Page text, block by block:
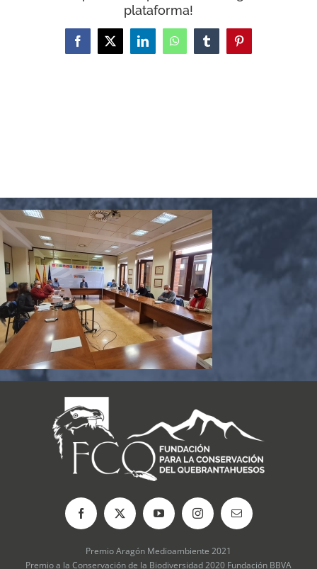
plataforma!
Facebook
X LinkedInWhatsAppTumblrPinterest
Premio Aragón Medioambiente 2021
Premio a la Conservación de la Biodiversidad 2020 Fundación BBVA